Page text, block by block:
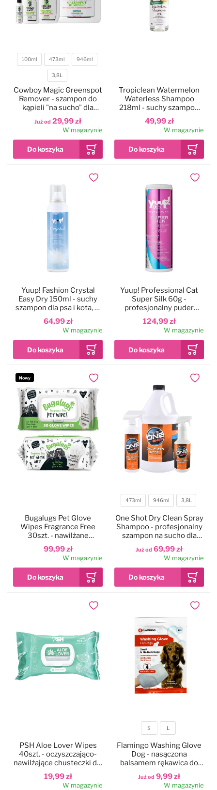
100ml 473ml 946ml
3,8L
Już od 29,99 zł
Cowboy Magic Greenspot
Remover - szampon do
kąpieli "na sucho" dla
psów, koni, bydła
W magazynie
49,99 zł
Tropiclean Watermelon
Waterless Shampoo
218ml - suchy szampon
dla psa i kota, o zapachu
arbuza
W magazynie
64,99 zł
Yuup! Fashion Crystal
Easy Dry 150ml - suchy
szampon dla psa i kota, w
sprayu, z olejkiem
arganowym i sezamowym
W magazynie
Dodaj do ulubionych
124,99 zł
Yuup! Professional Cat
Super Silk 60g -
profesjonalny puder
mineralny dla kotów,
ułatwia rozczesywanie
oraz absorbuje tłuszcz i
wilgoć
W magazynie
Dodaj
Nowy
99,99 zł
Bugalugs Pet Glove
Wipes Fragrance Free
30szt. - nawilżane
rękawiczki do mycia psa i
kota, bezzapachowe
W magazynie
Dodaj do ulubionych
Pojemność
473ml 946ml 3,8L
Już od 69,99 zł
One Shot Dry Clean Spray
Shampoo - profesjonalny
szampon na sucho dla
zwierząt, eliminujący
brzydkie zapachy
W magazynie
Dodaj
19,99 zł
PSH Aloe Lover Wipes
40szt. - oczyszczająco-
nawilżające chusteczki dla
psa i kota, z aloesem
W magazynie
Dodaj do ulubionych
Rozmiar
S L
Już od 9,99 zł
Flamingo Washing Glove
Dog - nasączona
balsamem rękawica do
mycia psa, bez użycia
wody
W magazynie
Dodaj